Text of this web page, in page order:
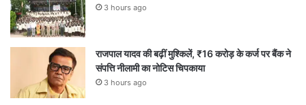
3 hours ago
राजपाल यादव की बढ़ीं मुश्किलें, ₹16 करोड़ के कर्ज पर बैंक ने
संपत्ति नीलामी का नोटिस चिपकाया
3 hours ago